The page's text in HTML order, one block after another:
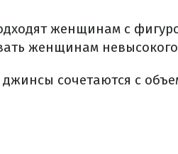
женщинам с
женщинам
сочетаются с